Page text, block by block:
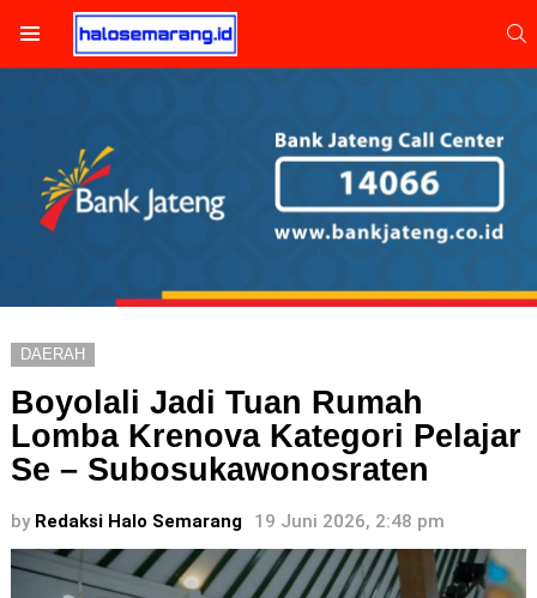
DAERAH
Boyolali Jadi Tuan Rumah
Lomba Krenova Kategori Pelajar
Se – Subosukawonosraten
by Redaksi Halo Semarang 19 Juni 2026, 2:48 pm